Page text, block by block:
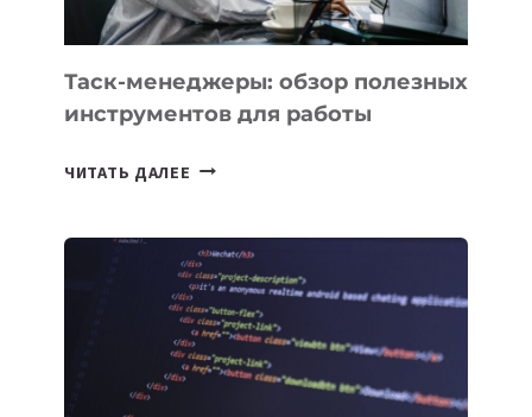
Таск-менеджеры: обзор полезных
инструментов для работы
ЧИТАТЬ ДАЛЕЕ ТАСК-
ПОЛЕЗНЫХ
ИНСТРУМЕНТОВ
ДЛЯ
РАБОТЫ